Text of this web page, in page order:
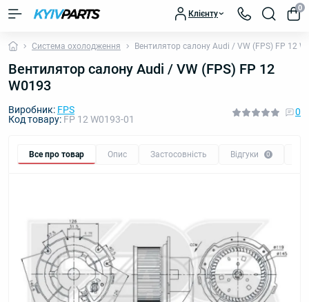
Клієнту
0
Система охолодження Вентилятор салону Audi / VW (FPS) FP 12
Вентилятор салону Audi / VW (FPS) FP 12
W0193
Виробник: FPS
Код товару: FP 12 W0193-01
0
Все про товар Опис Застосовність Відгуки 0